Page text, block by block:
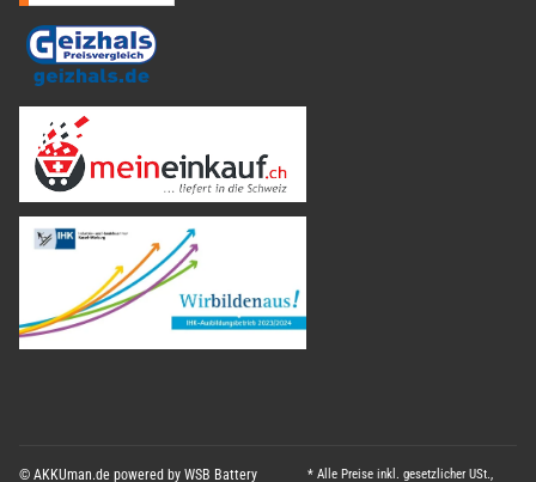
© AKKUman.de powered by WSB Battery * Alle Preise inkl. gesetzlicher USt.,